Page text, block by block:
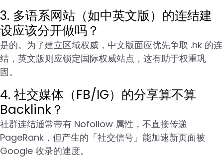
3. 多语系网站（如中英文版）的连结建
设应该分开做吗？
是的。为了建立区域权威，中文版面应优先争取 .hk 的连
结，英文版则应锁定国际权威站点，这有助于权重巩
固。
4. 社交媒体（FB/IG）的分享算不算
Backlink？
社群连结通常带有 Nofollow 属性，不直接传递
PageRank，但产生的「社交信号」能加速新页面被
Google 收录的速度。